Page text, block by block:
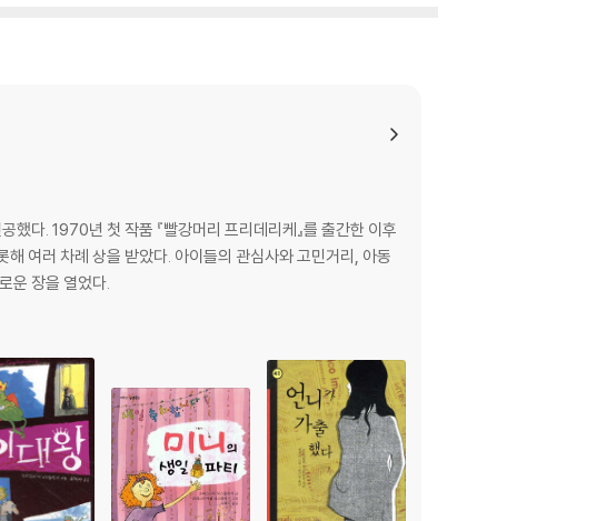
다. 1970년 첫 작품 『빨강머리 프리데리케』를 출간한 이후
여러 차례 상을 받았다. 아이들의 관심사와 고민거리, 아동
운 장을 열었다.